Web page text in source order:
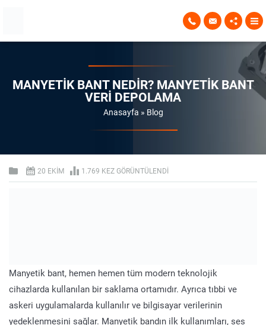
MANYETIK BANT NEDIR? MANYETIK BANT
VERI DEPOLAMA
Anasayfa » Blog
20 EKIM 1.769 KEZ GÖRÜNTÜLENDI
Manyetik bant, hemen hemen tüm modern teknolojik
cihazlarda kullanılan bir saklama ortamıdır. Ayrıca tıbbi ve
askeri uygulamalarda kullanılır ve bilgisayar verilerinin
yedeklenmesini sağlar. Manyetik bandın ilk kullanımları, ses